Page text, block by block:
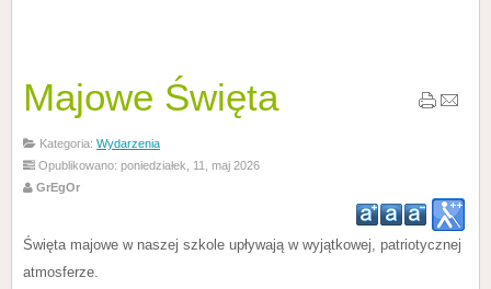
Majowe Święta
Kategoria: Wydarzenia
Opublikowano: poniedziałek, 11, maj 2026
GrEgOr
Święta majowe w naszej szkole upływają w wyjątkowej, patriotycznej
atmosferze.